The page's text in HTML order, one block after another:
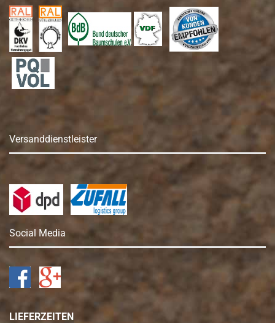
Versanddienstleister
Social Media
LIEFERZEITEN